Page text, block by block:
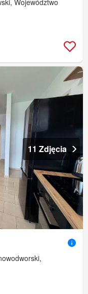
Województwo
11 Zdjęcia